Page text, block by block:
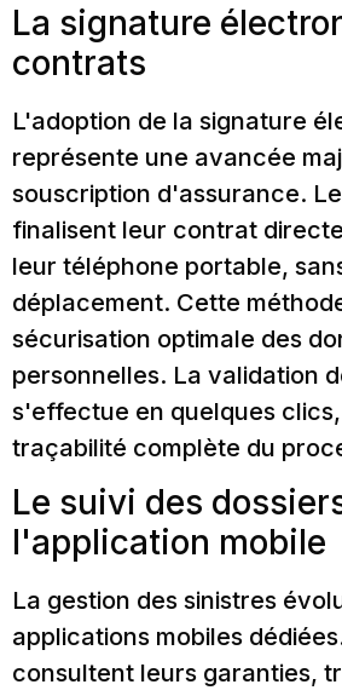
La signature
contrats
L'adoption de la signature
représente une avancée
souscription d'assurance.
finalisent leur contrat
leur téléphone portable,
déplacement. Cette
sécurisation optimale des
personnelles. La validation
s'effectue en quelques
traçabilité complète du
Le suivi des
l'application mobile
La gestion des sinistres
applications mobiles
consultent leurs garanties,